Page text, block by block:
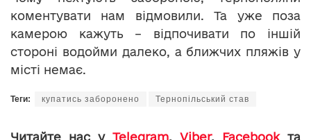
коментувати нам відмовили. Та уже поза
камерою кажуть – відпочивати по іншій
стороні водойми далеко, а ближчих пляжів у
місті немає.
Теги: купатись заборонено Тернопільський став
Читайте нас у Telegram, Viber, Facebookта